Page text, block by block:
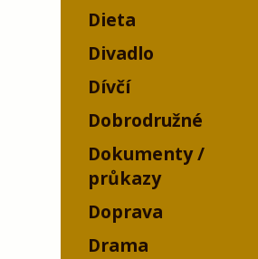
Dieta
Divadlo
Dívčí
Dobrodružné
Dokumenty /
průkazy
Doprava
Drama